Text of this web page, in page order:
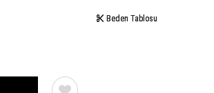
Beden Tablosu
Beden Tablosu